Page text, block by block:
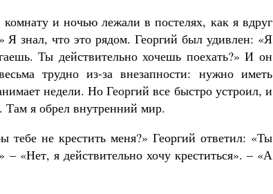
и ночью лежали в постелях, как я вдруг
знал, что это рядом. Георгий был удивлен: «Я
Ты действительно хочешь поехать?» И он
трудно из-за внезапности: нужно иметь
недели. Но Георгий все быстро устроил, и
я обрел внутренний мир.
не крестить меня?» Георгий ответил: «Ты
«Нет, я действительно хочу креститься». – «А